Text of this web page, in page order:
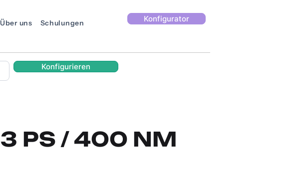
Über uns Schulungen Konfigurator
Konfigurieren
PS / 400 NM